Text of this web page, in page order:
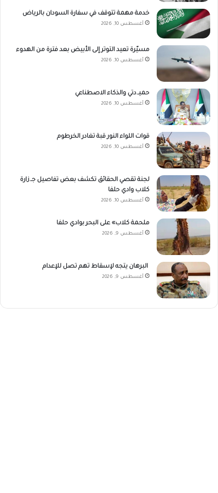
خدمة مهمة تتوقف في سفارة السودان بالرياض
أغسطس 10, 2026
مسيّرة تعيد التوتر إلى الأبيض بعد فترة من الهدوء
أغسطس 10, 2026
حميـ.دتي والذكاء الاصطناعي
أغسطس 10, 2026
قوات اللواء النور قبة تغادر الخرطوم
أغسطس 10, 2026
لجنة تقصي الحقائق تكشف بعض تفاصيل جـ.زارة
كلاب وادي حلفا
أغسطس 10, 2026
ملحمة كلاب» على البحر بوادي حلفا
أغسطس 9, 2026
البرهان يتجه لإسقاط تهم تصل للإعدام
أغسطس 9, 2026